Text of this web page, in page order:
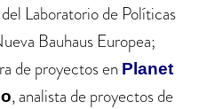
Laboratorio de Políticas
Bauhaus Europea;
de proyectos en Planet
, analista de proyectos de